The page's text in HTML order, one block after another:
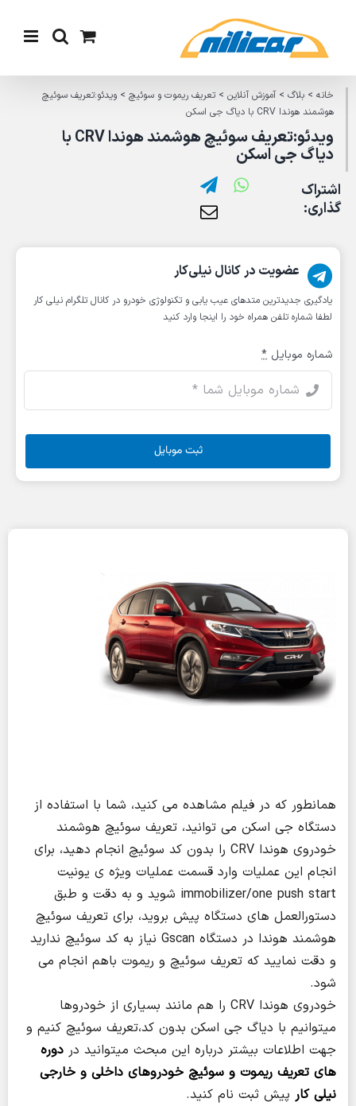
content
خانه> بلاگ> آموزش آنلاین>تعریف ریموت و سوئیچ> ویدئو:تعریف سوئیچ
هوشمند هوندا CRV با دیاگ جی اسکن
ویدئو:تعریف سوئیچ هوشمند هوندا CRV با
دیاگ جی اسکن
اشتراک
گذاری:
همانطور که در فیلم مشاهده می کنید، شما با استفاده از
دستگاه جی اسکن می توانید، تعریف سوئیچ هوشمند
خودروی هوندا CRV را بدون کد سوئیچ انجام دهید، برای
انجام این عملیات وارد قسمت عملیات ویژه ی یونیت
immobilizer/one push start شوید و به دقت و طبق
دستورالعمل های دستگاه پیش بروید، برای تعریف سوئیچ
هوشمند هوندا در دستگاه Gscan نیاز به کد سوئیچ ندارید
و دقت نمایید که تعریف سوئیچ و ریموت باهم انجام می
شود.
خودروی هوندا CRV را هم مانند بسیاری از خودروها
میتوانیم با دیاگ جی اسکن بدون کد،تعریف سوئیچ کنیم و
جهت اطلاعات بیشتر درباره این مبحث میتوانید در دوره
های تعریف ریموت و سوئیچ خودروهای داخلی و خارجی
نیلی کار پیش ثبت نام کنید.
عضویت در کانال نیلی‌کار
یادگیری جدیدترین متد‌های عیب یابی‌ و تکنولوژی خودرو در کانال تلگرام نیلی کار
لطفا شماره تلفن همراه خود را اینجا وارد کنید
شماره موبایل *
ثبت موبایل